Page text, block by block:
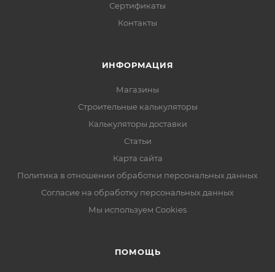
Сертификаты
Контакты
ИНФОРМАЦИЯ
Магазины
Строительные калькуляторы
Калькуляторы доставки
Статьи
Карта сайта
Политика в отношении обработки персональных данных
Согласие на обработку персональных данных
Мы используем Cookies
ПОМОЩЬ